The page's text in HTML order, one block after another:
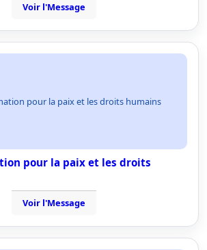
Voir l'Message
pour la paix et les droits humains
pour la paix et les droits
Voir l'Message